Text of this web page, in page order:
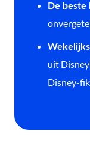
De
uit
Disney-